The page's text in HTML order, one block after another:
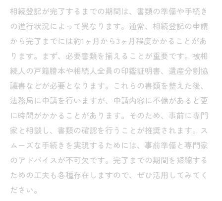
相続登記が完了するまでの期間は、書類の準備や手続き
の進行状況によって異なります。通常、相続登記の申請
から完了までには約1ヶ月から3ヶ月程度かかることがあ
ります。まず、必要書類を揃えることが重要です。被相
続人の戸籍謄本や相続人全員の印鑑証明書、遺産分割協
議書などが必要となります。これらの書類を整えた後、
法務局に申請を行いますが、申請内容に不備があると更
に時間がかかることがあります。そのため、事前に専門
家と相談し、書類の確認を行うことが推奨されます。ス
ムーズな手続きを実現するためには、事前準備と専門家
のアドバイスが不可欠です。完了までの期間を短縮する
ための工夫も各種存在しますので、ぜひ活用してみてく
ださい。